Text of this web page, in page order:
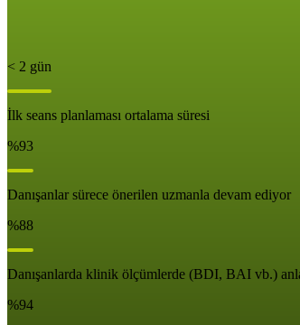
< 2 gün
İlk seans planlaması ortalama süresi
%93
Danışanlar sürece önerilen uzmanla devam ediyor
%88
Danışanlarda klinik ölçümlerde (BDI, BAI vb.)
%94